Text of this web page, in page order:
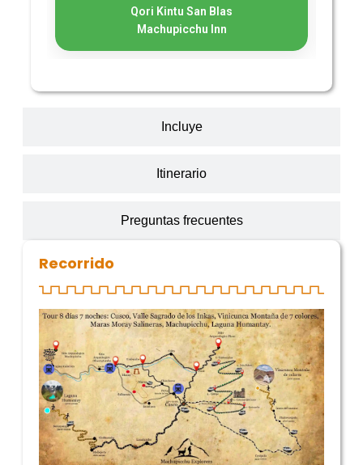
Incluye
Itinerario
Preguntas frecuentes
Qori Kintu San Blas
Machupicchu Inn
Recorrido